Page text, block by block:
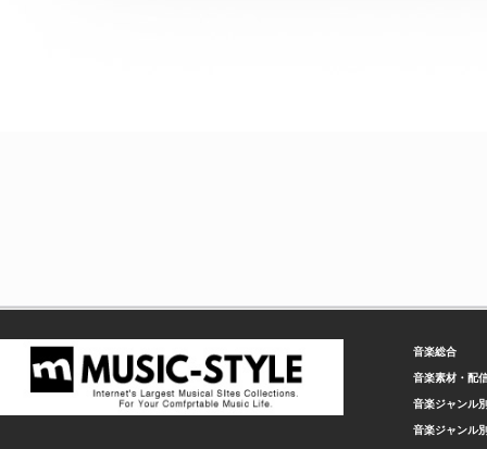
音楽総合
音楽素材・配
音楽ジャンル
音楽ジャンル